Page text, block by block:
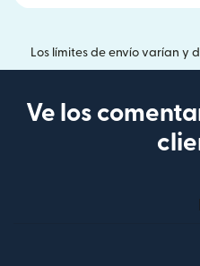
Los límites de envío varían y
Ve los